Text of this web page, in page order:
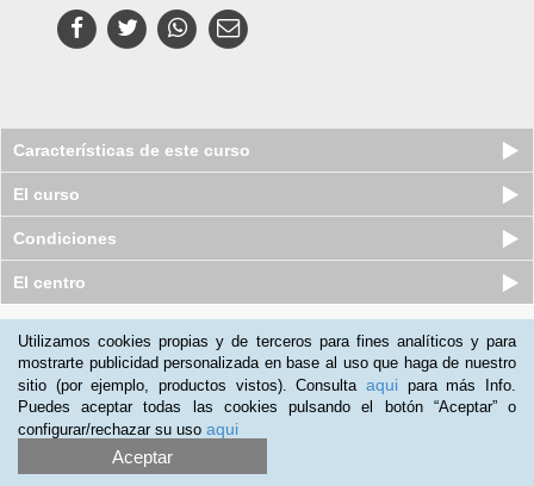
Características de este curso
El curso
Condiciones
El centro
Utilizamos cookies propias y de terceros para fines analíticos y para
mostrarte publicidad personalizada en base al uso que haga de nuestro
sitio (por ejemplo, productos vistos). Consulta aqui para más Info.
Puedes aceptar todas las cookies pulsando el botón “Aceptar” o
configurar/rechazar su uso aqui
Aceptar
Promociona tu negocio |Programa de Afiliación
2012-2026 Aprendum
LLámanos: